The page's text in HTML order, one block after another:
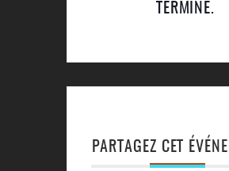
TERMINÉ.
PARTAGEZ CET